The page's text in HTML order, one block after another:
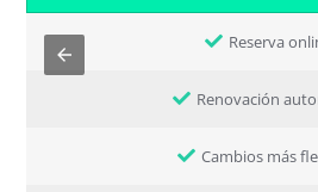
Reserva
Renovación
Cambios más